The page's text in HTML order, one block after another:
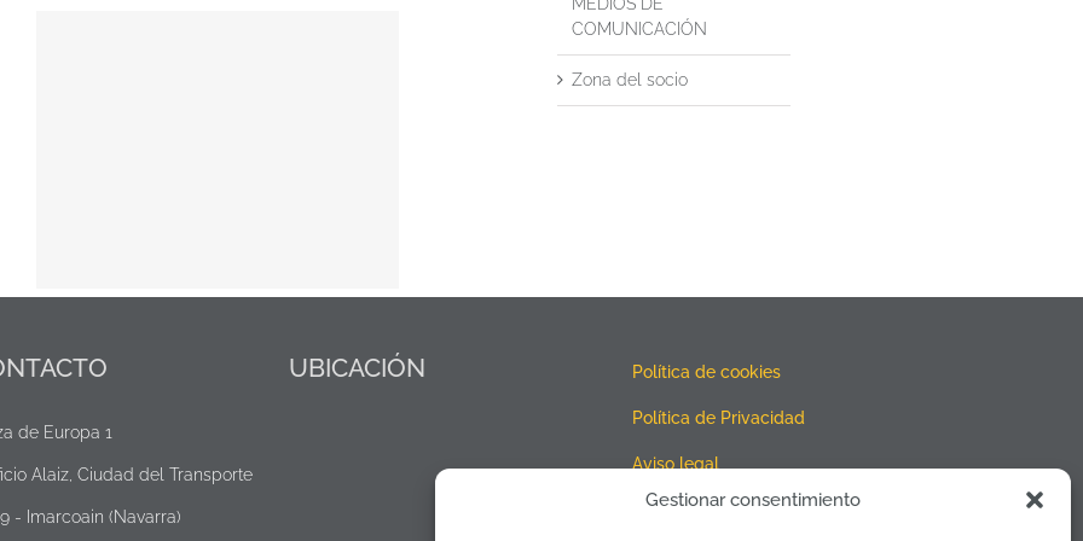
Gestionar consentimiento
MEDIOS DE
COMUNICACIÓN
Zona del socio
de Europa 1
Alaiz, Ciudad del Transporte
- Imarcoain (Navarra)
UBICACIÓN Política de cookies
Política de Privacidad
Aviso legal